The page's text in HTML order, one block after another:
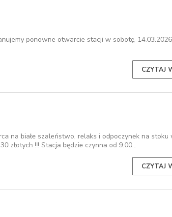
ponowne otwarcie stacji w sobotę, 14.03.2026
CZYTAJ
na białe szaleństwo, relaks i odpoczynek na stoku
złotych !!! Stacja będzie czynna od 9.00…
CZYTAJ